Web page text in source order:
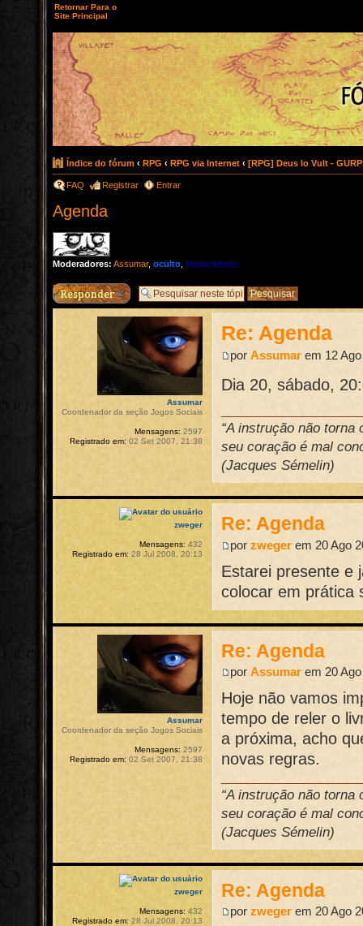
Retornar Para o
Site Principal
Índice do fórum ‹ RPG ‹ RPG via Internet ‹ [RPG] Deus lo Vult -
FAQ Registrar Entrar
Agenda
Moderadores: Assumar, oculto Moderadores
Responder
Re: Agenda
por Assumar em 12
Dia 20, sábado,
“A instrução não
seu coração é mal
(Jacques Sémelin)
Assumar
Coordenador da seção Jogos Sociais
Mensagens: 2597
Registrado em: 02 Set 2007, 21:38
Re: Agenda
porzweger em 20 Ago
Estarei presente e
colocar em prática
zweger
Mensagens: 432
Registrado em: 28 Jul 2008, 20:13
Re: Agenda
porAssumar em 20
Hoje não vamos
tempo de reler o
a próxima, acho
novas regras.
“A instrução não
seu coração é mal
(Jacques Sémelin)
Assumar
Coordenador da seção Jogos Sociais
Mensagens: 2597
Registrado em: 02 Set 2007, 21:38
Re: Agenda
porzweger em 20 Ago
zweger
Mensagens: 432
Registrado em: 28 Jul 2008, 20:13